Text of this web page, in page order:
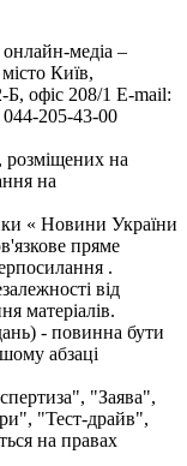
медіа –
Київ,
офіс 208/1 E-mail:
205-43-00
розміщених на
на
« Новини України
пряме
.
від
матеріалів.
- повинна бути
абзаці
"Заява",
"Тест-драйв",
на правах